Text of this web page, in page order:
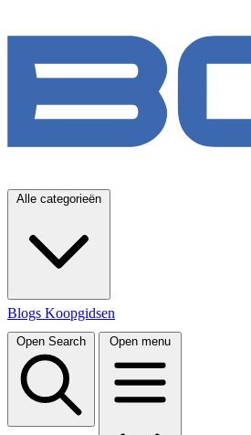
Alle categorieën
Blogs Koopgidsen
Open Search Open menu